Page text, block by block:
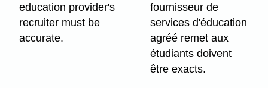
education provider's
recruiter must be
accurate.
fournisseur de
services d'éducation
agréé remet aux
étudiants doivent
être exacts.